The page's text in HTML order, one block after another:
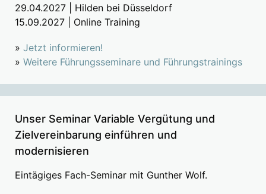
29.04.2027 | Hilden bei Düsseldorf
15.09.2027 | Online Training
» Jetzt informieren!
» Weitere Führungsseminare und Führungstrainings
Unser Seminar Variable Vergütung und
Zielvereinbarung einführen und
modernisieren
Eintägiges Fach-Seminar mit Gunther Wolf.